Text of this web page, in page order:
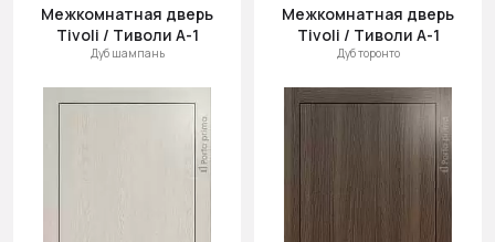
Межкомнатная дверь
Tivoli / Тиволи А-1
Дуб шампань
Межкомнатная дверь
Tivoli / Тиволи А-1
Дуб торонто